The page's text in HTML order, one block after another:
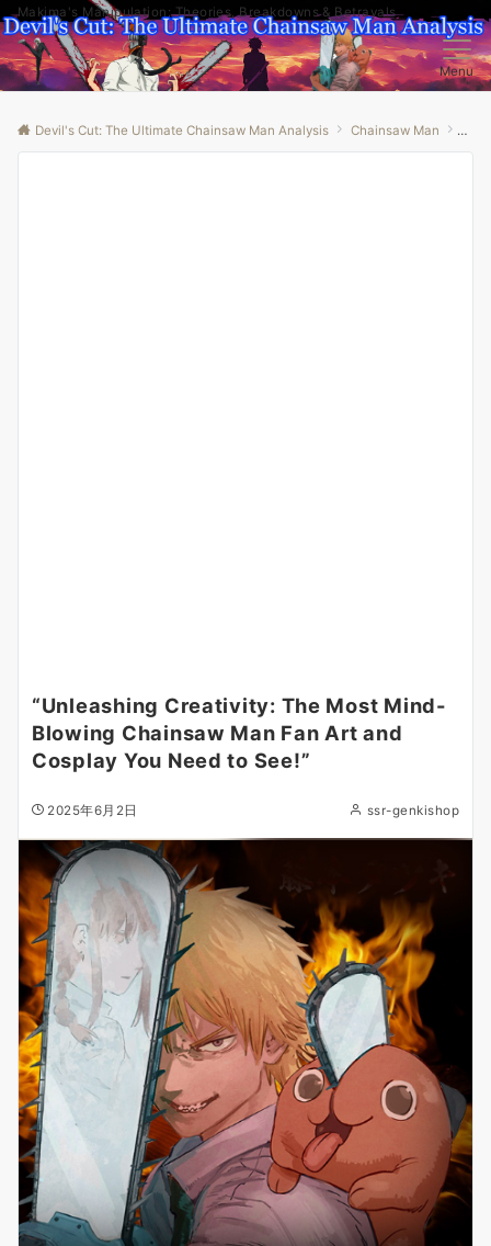
Makima's Manipulation: Theories, Breakdowns & Betrayals
Menu
Devil's Cut: The Ultimate Chainsaw Man Analysis Chainsaw Man
“Unleashing Creativity: The Most Mind-
Blowing Chainsaw Man Fan Art and
Cosplay You Need to See!”
2025年6月2日 ssr-genkishop